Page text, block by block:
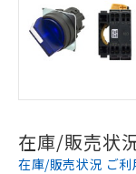
在庫/販売状
在庫/販売状況 ご利